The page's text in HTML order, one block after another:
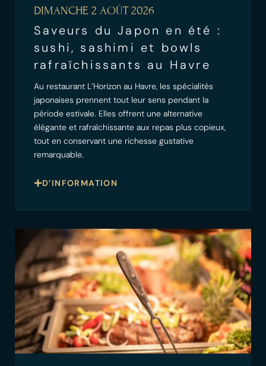
DIMANCHE 2 AOÛT 2026
Saveurs du Japon en été :
sushi, sashimi et bowls
rafraîchissants au Havre
Au restaurant L’Horizon au Havre, les spécialités
japonaises prennent tout leur sens pendant la
période estivale. Elles offrent une alternative
élégante et rafraîchissante aux repas plus copieux,
tout en conservant une richesse gustative
remarquable.
D’INFORMATION